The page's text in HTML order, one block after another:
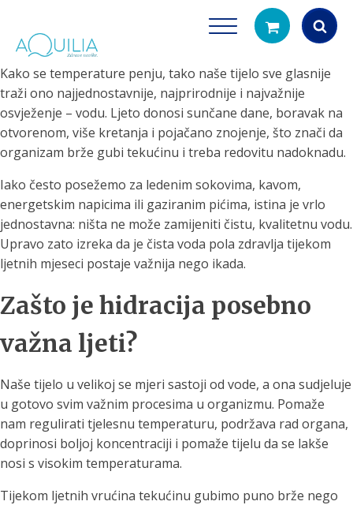
Products
search
Kako se temperature penju, tako naše tijelo sve glasnije
traži ono najjednostavnije, najprirodnije i najvažnije
osvježenje – vodu. Ljeto donosi sunčane dane, boravak na
otvorenom, više kretanja i pojačano znojenje, što znači da
organizam brže gubi tekućinu i treba redovitu nadoknadu.
Iako često posežemo za ledenim sokovima, kavom,
energetskim napicima ili gaziranim pićima, istina je vrlo
jednostavna: ništa ne može zamijeniti čistu, kvalitetnu vodu.
Upravo zato izreka da je čista voda pola zdravlja tijekom
ljetnih mjeseci postaje važnija nego ikada.
Zašto je hidracija posebno
važna ljeti?
Naše tijelo u velikoj se mjeri sastoji od vode, a ona sudjeluje
u gotovo svim važnim procesima u organizmu. Pomaže
nam regulirati tjelesnu temperaturu, podržava rad organa,
doprinosi boljoj koncentraciji i pomaže tijelu da se lakše
nosi s visokim temperaturama.
Tijekom ljetnih vrućina tekućinu gubimo puno brže nego
Tuš glave
filtriranje vode za tuširanje
Vrčevi za
Potpuno prijenosno